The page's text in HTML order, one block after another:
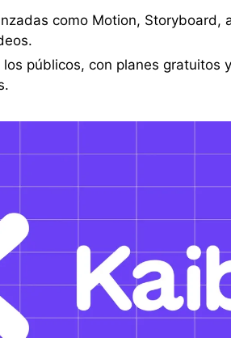
como Motion, Storyboard,
públicos, con planes gratuitos